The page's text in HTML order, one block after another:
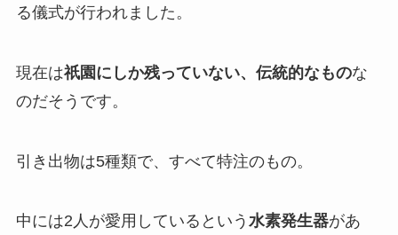
る儀式が行われました。
現在は祇園にしか残っていない、伝統的なものな
のだそうです。
引き出物は5種類で、すべて特注のもの。
中には2人が愛用しているという 水素発生器があ